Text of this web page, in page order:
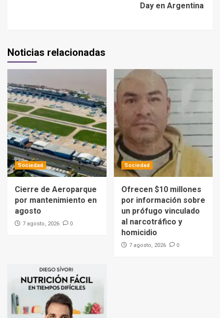
Day en Argentina
Noticias relacionadas
Sociedad
Cierre de Aeroparque
por mantenimiento en
agosto
7 agosto, 2026 0
Sociedad
Ofrecen $10 millones
por información sobre
un prófugo vinculado
al narcotráfico y
homicidio
7 agosto, 2026 0